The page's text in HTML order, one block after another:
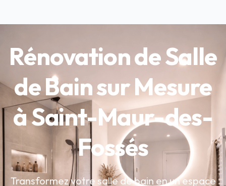
Rénovation de Salle
de Bain sur Mesure
à Saint-Maur-des-
Fossés
Transformez votre salle de bain en un espace